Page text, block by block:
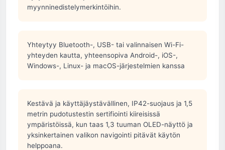
myynninedistelymerkintöihin.
Yhteytyy Bluetooth-, USB- tai valinnaisen Wi-Fi-
yhteyden kautta, yhteensopiva Android-, iOS-,
Windows-, Linux- ja macOS-järjestelmien kanssa
Kestävä ja käyttäjäystävällinen, IP42-suojaus ja 1,5
metrin pudotustestin sertifiointi kiireisissä
ympäristöissä, kun taas 1,3 tuuman OLED-näyttö ja
yksinkertainen valikon navigointi pitävät käytön
helppoana.